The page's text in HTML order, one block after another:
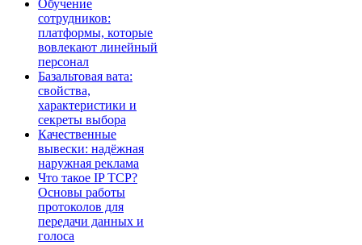
Обучение
сотрудников:
платформы, которые
вовлекают линейный
персонал
Базальтовая вата:
свойства,
характеристики и
секреты выбора
Качественные
вывески: надёжная
наружная реклама
Что такое IP TCP?
Основы работы
протоколов для
передачи данных и
голоса